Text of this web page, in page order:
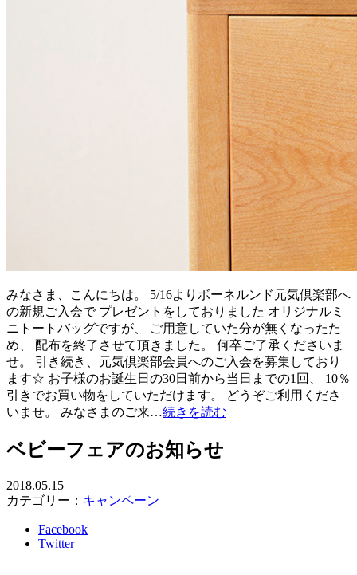
みなさま、こんにちは。 5/16よりボーネルンド元気倶楽部へ
の新規ご入会で プレゼントをしておりました オリジナルミ
ニトートバッグですが、 ご用意していた分が無くなったた
め、 配布を終了させて頂きました。 何卒ご了承くださいま
せ。 引き続き、元気倶楽部会員へのご入会を募集しており
ます☆ お子様のお誕生日の30日前から当日までの1回、 10％
引きでお買い物をしていただけます。 どうぞご利用くださ
いませ。 みなさまのご来…続きを読む
ベビーフェアのお知らせ
2018.05.15
カテゴリー： キャンペーン
Facebook
Twitter